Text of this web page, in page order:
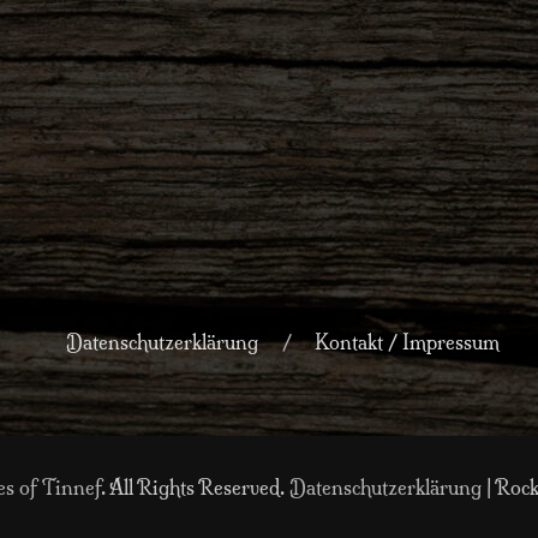
Datenschutzerklärung Kontakt / Impressum
of Tinnef. All Rights Reserved.Datenschutzerklärung |